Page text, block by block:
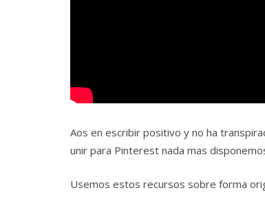
Aos en escribir positivo y no ha
unir para Pinterest nada mas
Usemos estos recursos sobre forma